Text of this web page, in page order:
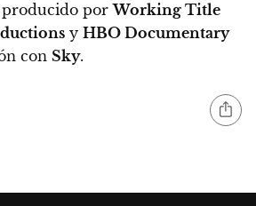
producido porWorking Title
y HBO Documentary
con Sky.